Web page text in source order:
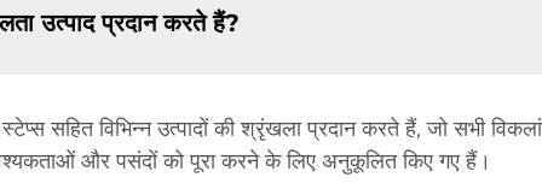
उत्पाद प्रदान करते हैं?
सहित विभिन्न उत्पादों की श्रृंखला प्रदान करते हैं, जो सभी
और पसंदों को पूरा करने के लिए अनुकूलित किए गए हैं।